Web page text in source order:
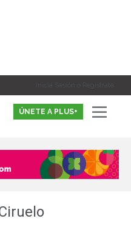
Inicia Sesión o Registrate
ÚNETE A PLUS+